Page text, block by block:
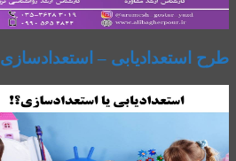
طرح استعدادیابی – استعدادسازی